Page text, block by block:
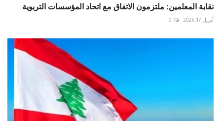
نقابة المعلمين: ملتزمون الاتفاق مع اتحاد المؤسسات التربوية
أبريل 17, 2025 0